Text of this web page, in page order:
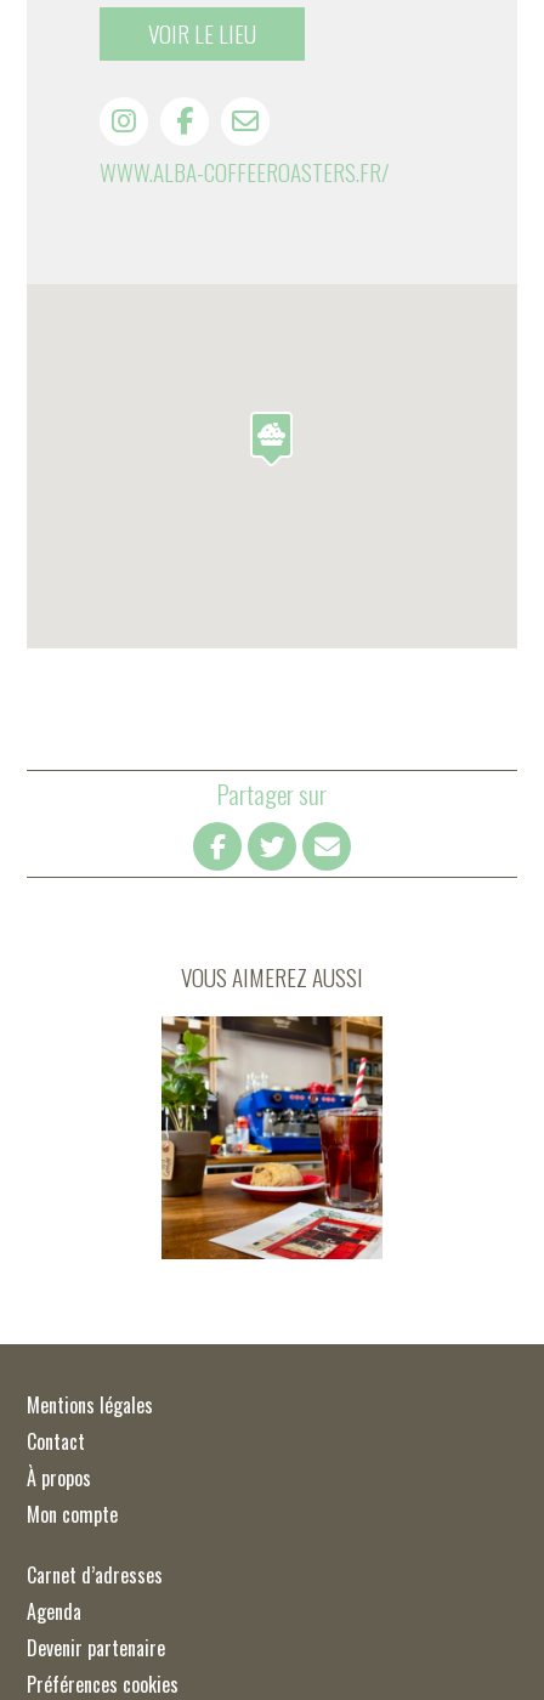
VOIR LE LIEU
WWW.ALBA-COFFEEROASTERS.FR/
Partager sur
VOUS AIMEREZ AUSSI
Mentions légales
Contact
À propos
Mon compte
Carnet d’adresses
Agenda
Devenir partenaire
Préférences cookies